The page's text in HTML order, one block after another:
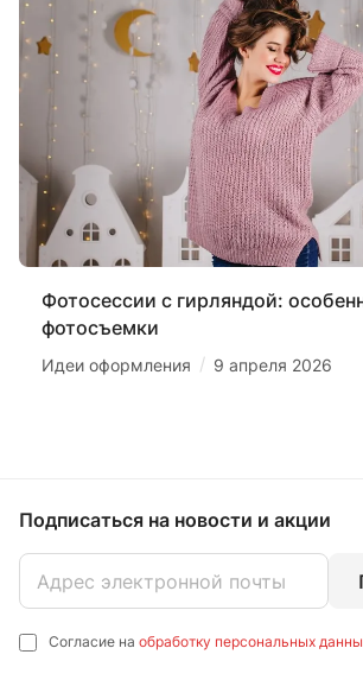
Фотосессии с гирляндой:
фотосъемки
Идеи оформления / 9 апреля 2026
Подписаться на новости и акции
Согласие на обработку персональных